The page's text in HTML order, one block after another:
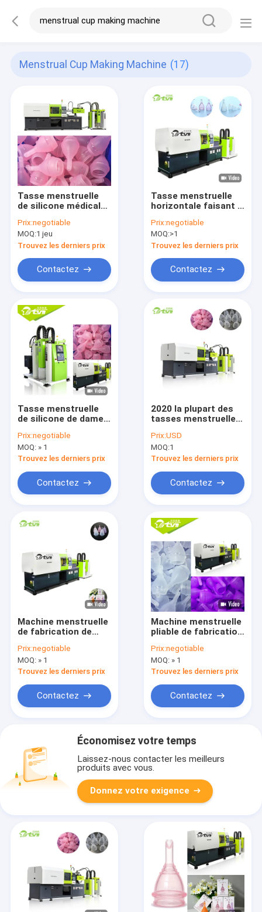
Menstrual Cup Making Machine (17)
Tasse menstruelle
de silicone médical
l'opération facile
longue durée de vie
Prix:negotiable
MOQ:1 jeu
Trouvez les derniers prix
Contactez
Tasse menstruelle
horizontale faisant à
de machine 200-
700mm
Prix:negotiable
MOQ:>1
Trouvez les derniers prix
Contactez
Tasse menstruelle
de silicone de dames
de la machine 4,0 *
1,2 * 1.9m
Prix:negotiable
MOQ:» 1
Trouvez les derniers prix
Contactez
2020 la plupart des
tasses menstruelles
faisant la machine
Prix:USD
MOQ:1
Trouvez les derniers prix
Contactez
Machine menstruelle
de fabrication de
maintenant la force
130 tonnes
Prix:negotiable
MOQ:» 1
Trouvez les derniers prix
Contactez
Machine menstruelle
pliable de fabrication
multi pour Softcup
Prix:negotiable
MOQ: » 1
Trouvez les derniers prix
Contactez
Économisez votre temps
Laissez-nous contacter les meilleurs
produits avec vous.
Donnez votre exigence